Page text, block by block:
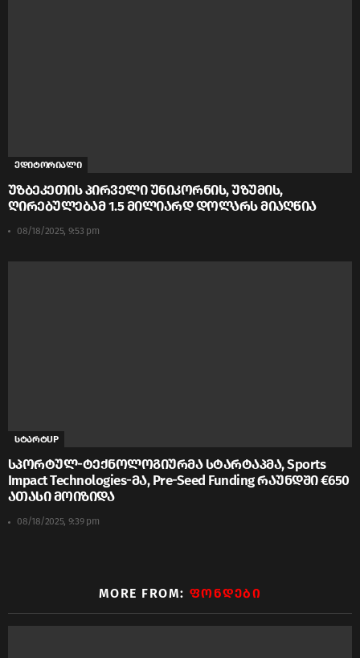
ედიტორიალი
უზბეკეთის პირველი უნიკორნის, უზუმის,
ღირებულებამ 1.5 მილიარდ დოლარს მიაღწია
08/18/2025, 9:53 pm
სტარტUP
სპორტულ-ტექნოლოგიურმა სტარტაპმა, Sports
Impact Technologies-მა, Pre-Seed Funding რაუნდში €650
ათასი მოიზიდა
08/18/2025, 9:39 pm
MORE FROM: ᲤᲝᲜᲓᲔᲑᲘ